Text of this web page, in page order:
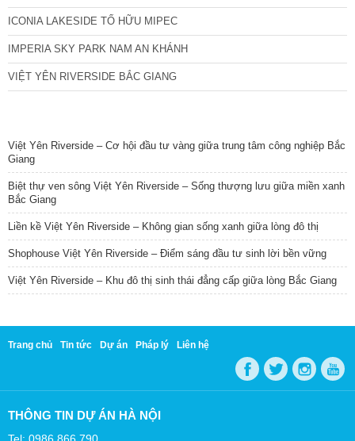
ICONIA LAKESIDE TỐ HỮU MIPEC
IMPERIA SKY PARK NAM AN KHÁNH
VIỆT YÊN RIVERSIDE BẮC GIANG
Việt Yên Riverside – Cơ hội đầu tư vàng giữa trung tâm công nghiệp Bắc
Giang
Biệt thự ven sông Việt Yên Riverside – Sống thượng lưu giữa miền xanh
Bắc Giang
Liền kề Việt Yên Riverside – Không gian sống xanh giữa lòng đô thị
Shophouse Việt Yên Riverside – Điểm sáng đầu tư sinh lời bền vững
Việt Yên Riverside – Khu đô thị sinh thái đẳng cấp giữa lòng Bắc Giang
Trang chủ Tin tức Dự án Pháp lý Liên hệ
THÔNG TIN DỰ ÁN HÀ NỘI